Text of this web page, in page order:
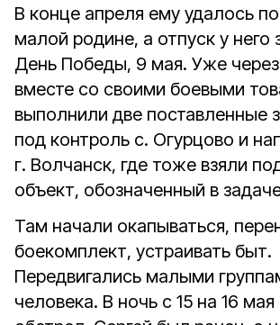
В конце апреля ему удалось
малой родине, а отпуск у него
День Победы, 9 мая. Уже
вместе со своими боевыми
выполнили две поставленные
под контроль с. Огурцово и
г. Волчанск, где тоже взяли
объект, обозначенный в
Там начали окапываться,
боекомплект, устраивать быт.
Передвигались малыми
человека. В ночь с 15 на 16